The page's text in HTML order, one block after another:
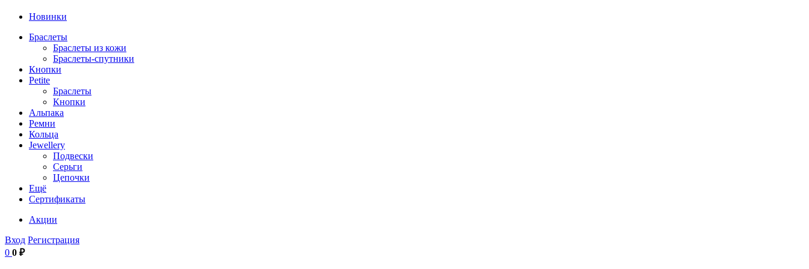
Новинки
Браслеты
Браслеты из кожи
Браслеты-спутники
Кнопки
Petite
Браслеты
Кнопки
Альпака
Ремни
Кольца
Jewellery
Подвески
Серьги
Цепочки
Ещё
Сертификаты
Акции
Вход Регистрация
0 0 ₽